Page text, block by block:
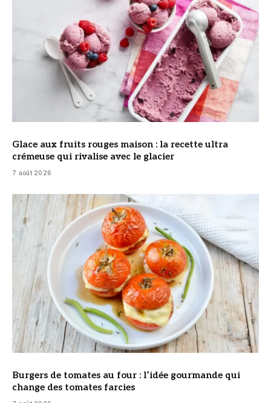
Glace aux fruits rouges maison : la recette ultra
crémeuse qui rivalise avec le glacier
7 août 2026
© DR
Burgers de tomates au four : l’idée gourmande qui
change des tomates farcies